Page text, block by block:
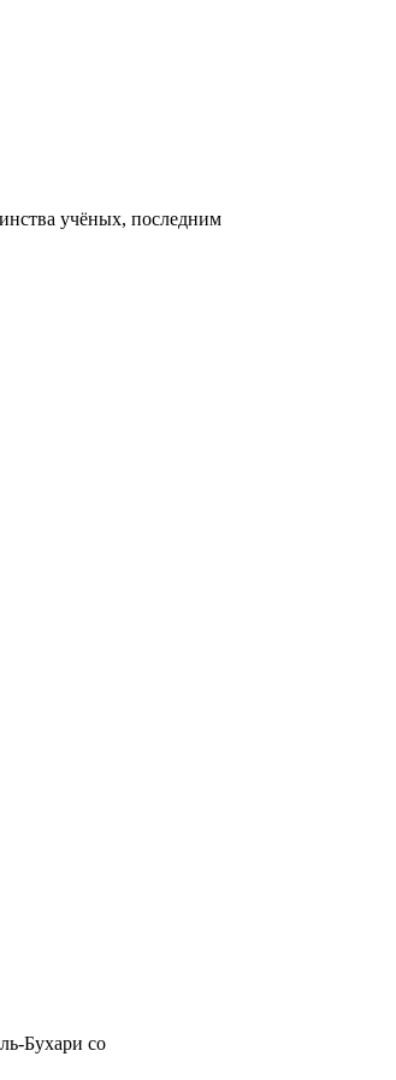
учёных, последним
Бухари со